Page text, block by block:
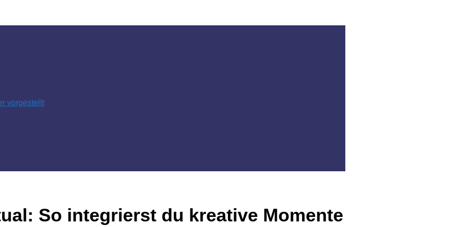
vorgestellt
So integrierst du kreative Momente